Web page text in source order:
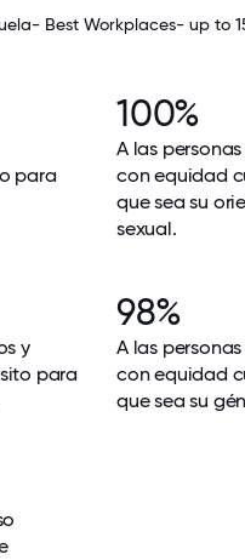
Best Workplaces- up to
para
100%
A las
con equidad
que sea su
sexual.
y
para
98%
A las
con equidad
que sea su